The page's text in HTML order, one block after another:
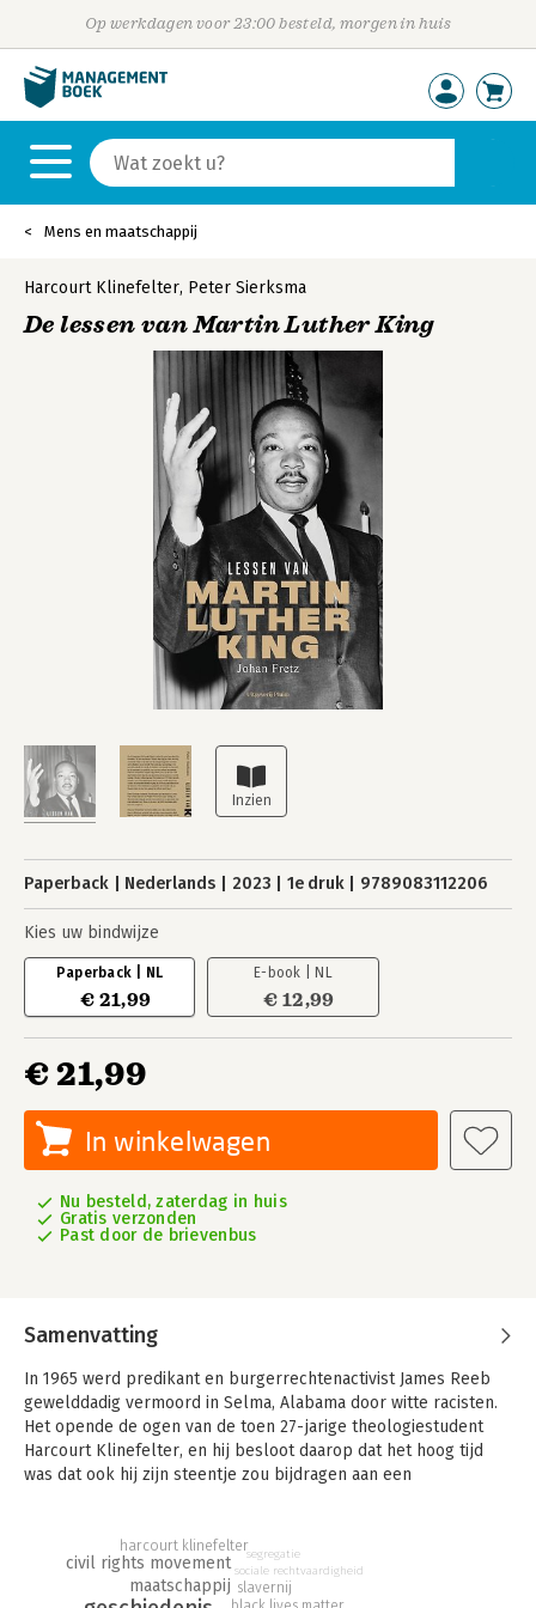
Op werkdagen voor 23:00 besteld, morgen in huis
Mens en maatschappij
Harcourt Klinefelter, Peter Sierksma
De lessen van Martin Luther King
Paperback Nederlands 2023 1e druk 9789083112206
Kies uw bindwijze
Paperback | NL
€ 21,99
E-book | NL
€ 12,99
€ 21,99
In winkelwagen
Nu besteld, zaterdag in huis
Gratis verzonden
Past door de brievenbus
Samenvatting
In 1965 werd predikant en burgerrechtenactivist James Reeb
gewelddadig vermoord in Selma, Alabama door witte racisten.
Het opende de ogen van de toen 27-jarige theologiestudent
Harcourt Klinefelter, en hij besloot daarop dat het hoog tijd
was dat ook hij zijn steentje zou bijdragen aan een
De volgende dag trok hij samen met twee vrienden naar het
Zuiden. De media waren veelal blind voor de gewelddadige
lynchpartijen die op de protesten volgden. Met zijn
maatschappij
civil rights movement
slavernij
harcourt klinefelter
sociale rechtvaardigheid
segregatie